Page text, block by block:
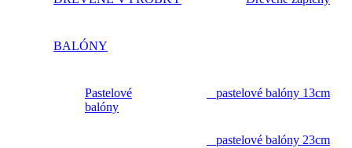
BALÓNY
Pastelové
balóny
pastelové balóny 13cm
pastelové balóny 23cm